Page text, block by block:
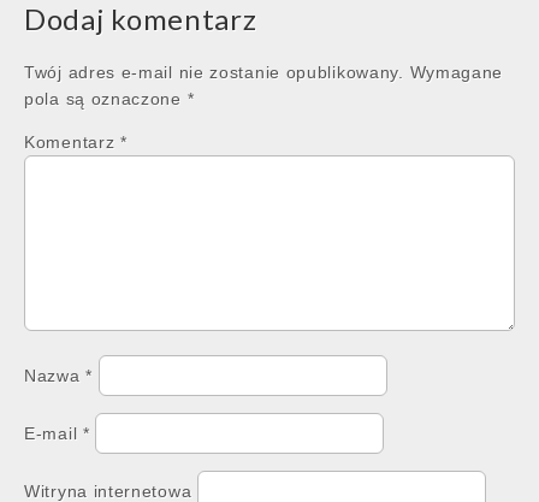
Dodaj komentarz
Twój adres e-mail nie zostanie opublikowany.
Wymagane
pola są oznaczone *
Komentarz *
Nazwa*
E-mail *
Witryna internetowa